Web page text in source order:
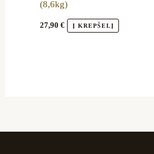
(8,6kg)
27,90€ Į KREPŠELĮ